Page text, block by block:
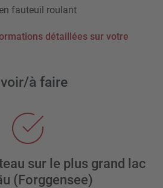
fauteuil roulant
détaillées sur votre
à faire
sur le plus grand lac
(Forggensee)